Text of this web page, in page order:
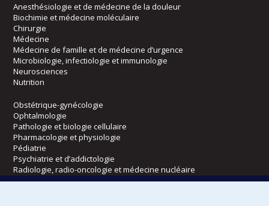
Anesthésiologie et de médecine de la douleur
Biochimie et médecine moléculaire
Chirurgie
Médecine
Médecine de famille et de médecine d’urgence
Microbiologie, infectiologie et immunologie
Neurosciences
Nutrition
Obstétrique-gynécologie
Ophtalmologie
Pathologie et biologie cellulaire
Pharmacologie et physiologie
Pédiatrie
Psychiatrie et d’addictologie
Radiologie, radio-oncologie et médecine nucléaire